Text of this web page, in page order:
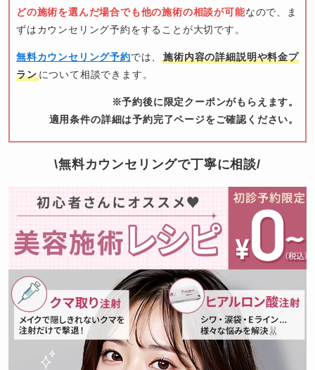
どの施術を選んだ場合でも他の施術の相談が可能なので、ま
ずはカウンセリング予約をすることが大切です。
無料カウンセリング予約では、施術内容の詳細説明や料金プ
ランについて相談できます。
※予約後に限定クーポンがもらえます。
適用条件の詳細は予約完了ページをご確認ください。
\無料カウンセリングで丁寧に相談/